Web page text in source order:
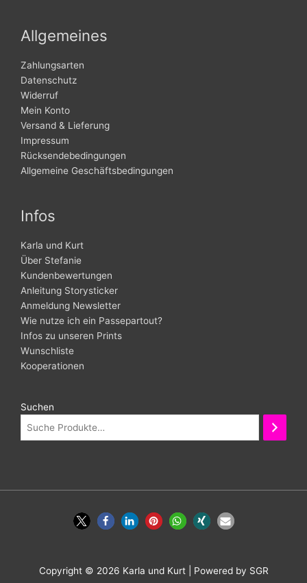
Allgemeines
Zahlungsarten
Datenschutz
Widerruf
Mein Konto
Versand & Lieferung
Impressum
Rücksendebedingungen
Allgemeine Geschäftsbedingungen
Infos
Karla und Kurt
Über Stefanie
Kundenbewertungen
Anleitung Storysticker
Anmeldung Newsletter
Wie nutze ich ein Passepartout?
Infos zu unseren Prints
Wunschliste
Kooperationen
Suchen
Copyright © 2026 Karla und Kurt| Powered by SGR